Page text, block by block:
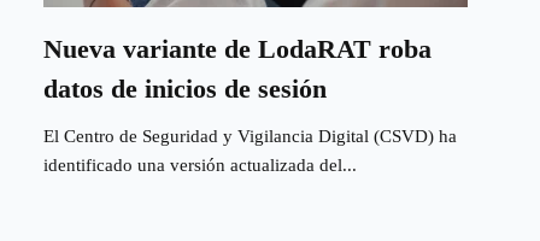
Nueva variante de LodaRAT roba
datos de inicios de sesión
El Centro de Seguridad y Vigilancia Digital (CSVD) ha
identificado una versión actualizada del...